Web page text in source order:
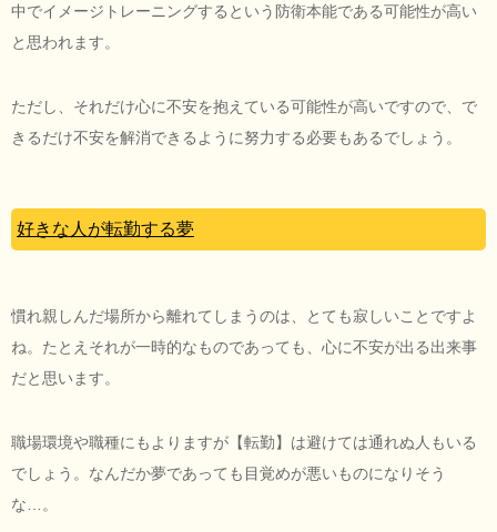
中でイメージトレーニングするという防衛本能である可能性が高い
と思われます。
ただし、それだけ心に不安を抱えている可能性が高いですので、で
きるだけ不安を解消できるように努力する必要もあるでしょう。
好きな人が転勤する夢
慣れ親しんだ場所から離れてしまうのは、とても寂しいことですよ
ね。たとえそれが一時的なものであっても、心に不安が出る出来事
だと思います。
職場環境や職種にもよりますが【転勤】は避けては通れぬ人もいる
でしょう。なんだか夢であっても目覚めが悪いものになりそう
な…。